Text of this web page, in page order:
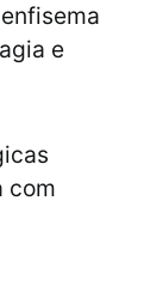
e
com